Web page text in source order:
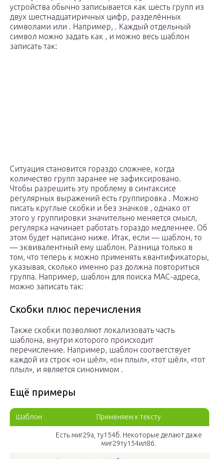
устройства обычно записывается как шесть групп из
двух шестнадцатиричных цифр, разделённых
символами или . Например, . Каждый отдельный
символ можно задать как , и можно весь шаблон
записать так:
Ситуация становится гораздо сложнее, когда
количество групп заранее не зафиксировано.
Чтобы разрешить эту проблему в синтаксисе
регулярных выражений есть группировка . Можно
писать круглые скобки и без значков , однако от
этого у группировки значительно меняется смысл,
регулярка начинает работать гораздо медленнее. Об
этом будет написано ниже. Итак, если — шаблон, то
— эквивалентный ему шаблон. Разница только в
том, что теперь к можно применять квантификаторы,
указывая, сколько именно раз должна повториться
группа. Например, шаблон для поиска MAC-адреса,
можно записать так:
Скобки плюс перечисления
Также скобки позволяют локализовать часть
шаблона, внутри которого происходит
перечисление. Например, шаблон соответствует
каждой из строк «он шёл», «он плыл», «тот шёл», «тот
плыл», и является синонимом .
Ещё примеры
Шаблон Применяем к тексту
Есть миг29а, ту154б. Некоторые делают даже
миг29ту154ил86.